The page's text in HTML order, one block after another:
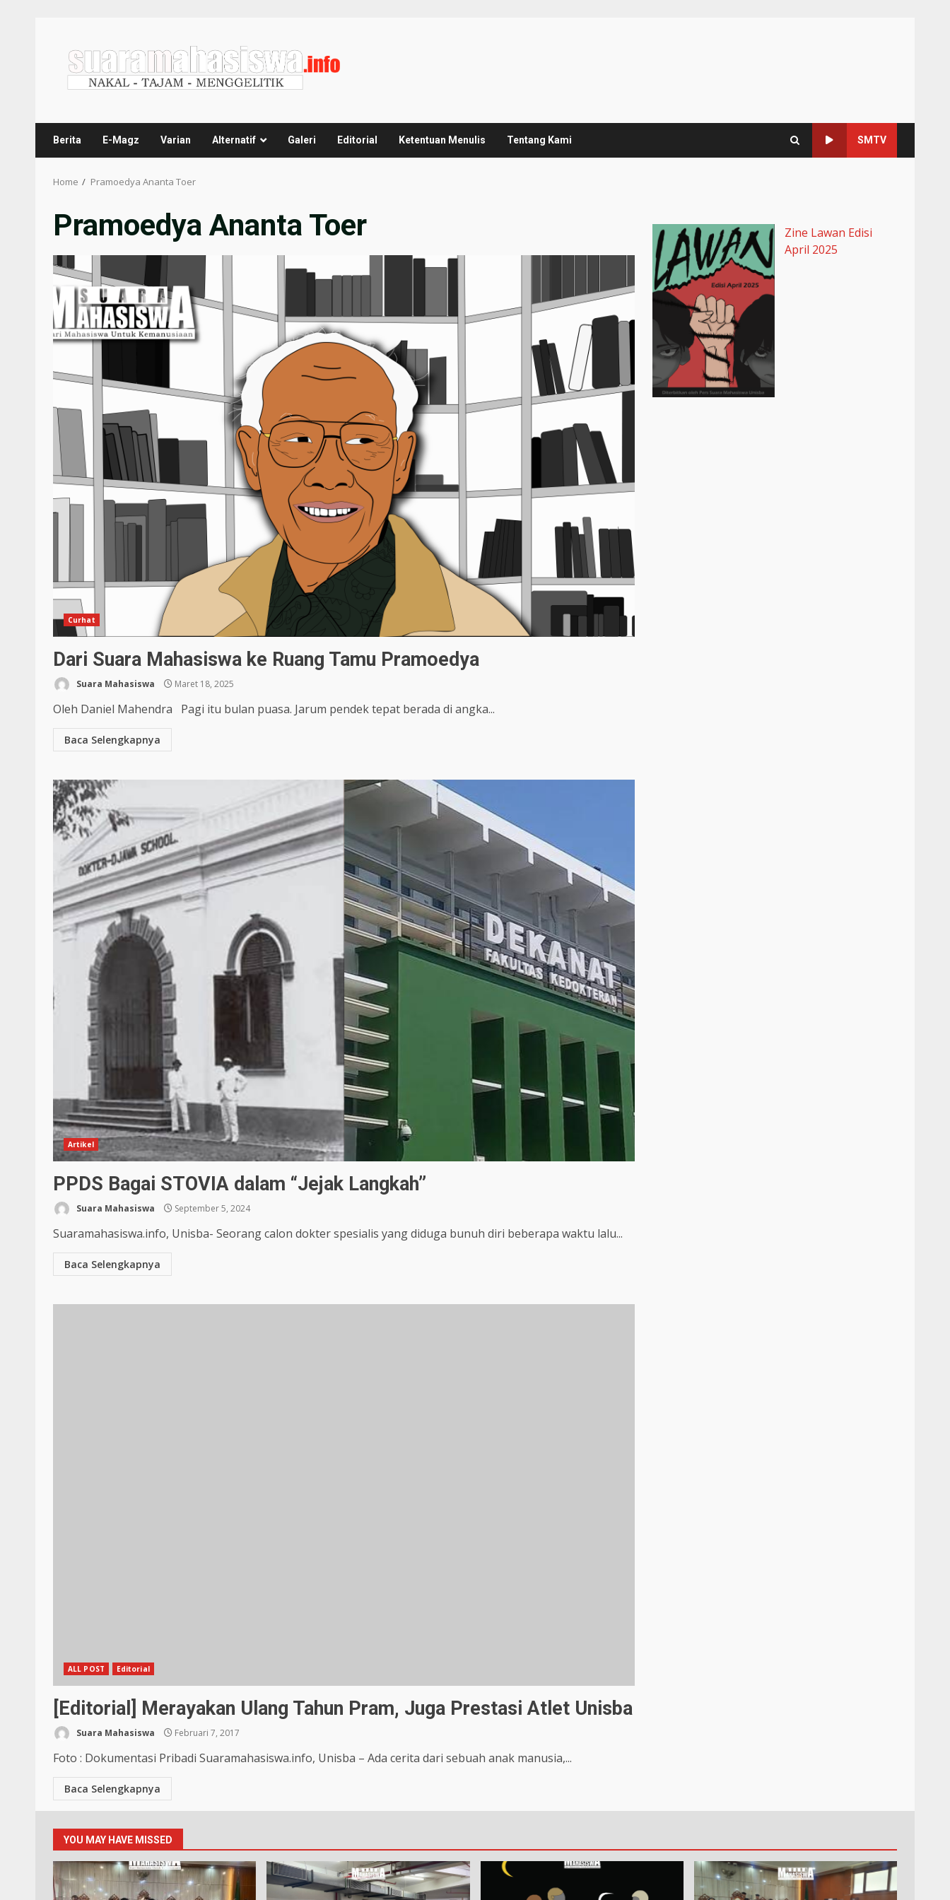
Berita E-Magz Varian Alternatif Galeri Editorial Ketentuan Menulis Tentang Kami SMTV
Home Pramoedya Ananta Toer
Pramoedya Ananta Toer
Curhat
Dari Suara Mahasiswa ke Ruang Tamu Pramoedya
Suara Mahasiswa Maret 18, 2025
Oleh Daniel Mahendra Pagi itu bulan puasa. Jarum pendek tepat berada di angka...
Baca Selengkapnya
Artikel
PPDS Bagai STOVIA dalam “Jejak Langkah”
Suara Mahasiswa September 5, 2024
Suaramahasiswa.info, Unisba- Seorang calon dokter spesialis yang diduga bunuh diri beberapa waktu lalu...
Baca Selengkapnya
ALL POST Editorial
[Editorial] Merayakan Ulang Tahun Pram, Juga Prestasi Atlet Unisba
Suara Mahasiswa Februari 7, 2017
Foto : Dokumentasi Pribadi Suaramahasiswa.info, Unisba – Ada cerita dari sebuah anak manusia,...
Baca Selengkapnya
Zine Lawan Edisi
April 2025
YOU MAY HAVE MISSED